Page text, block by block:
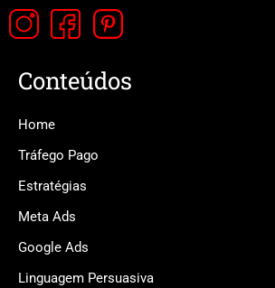
Conteúdos
Home
Tráfego Pago
Estratégias
Meta Ads
Google Ads
Linguagem Persuasiva